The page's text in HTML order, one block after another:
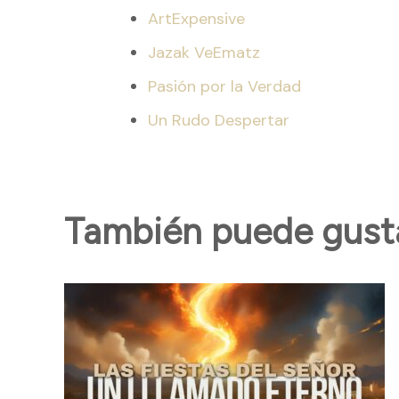
ArtExpensive
Jazak VeEmatz
Pasión por la Verdad
Un Rudo Despertar
También puede